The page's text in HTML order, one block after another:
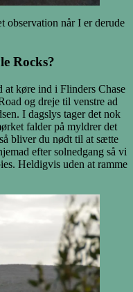
observation når I er derude
Rocks?
køre ind i Flinders Chase
og dreje til venstre ad
I dagslys tager det nok
falder på myldrer det
bliver du nødt til at sætte
efter solnedgang så vi
Heldigvis uden at ramme